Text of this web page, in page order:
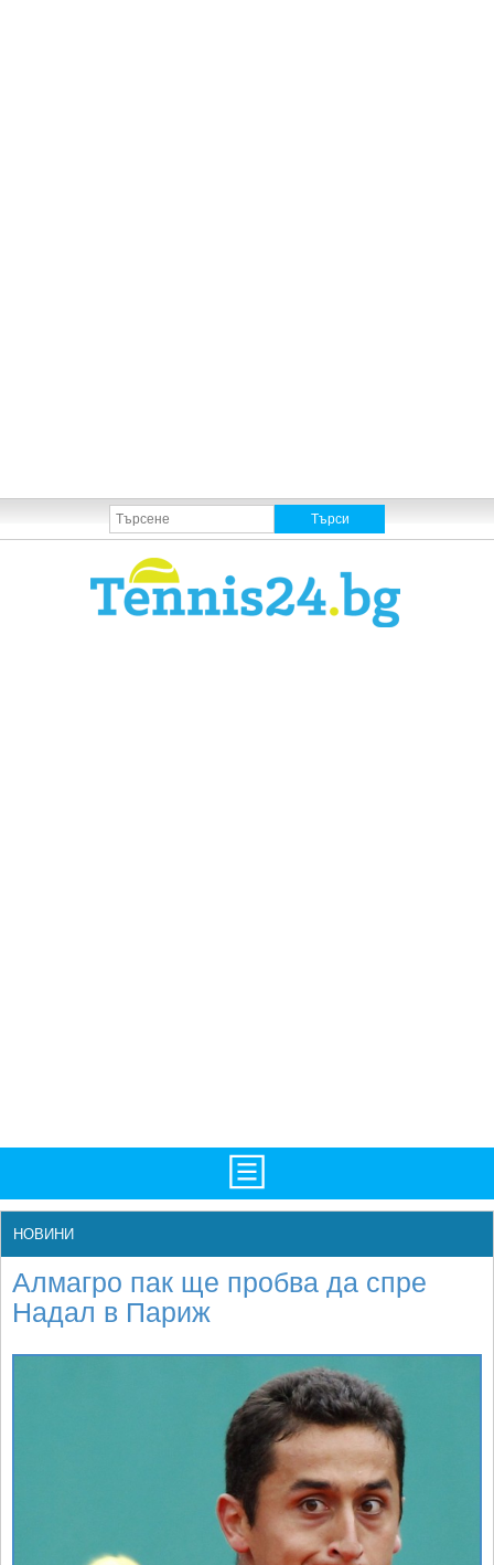
НОВИНИ
БГ
Фотогалерии
Рекорди/Статистика
НОВИНИ
Алмагро пак ще пробва да спре
Надал в Париж